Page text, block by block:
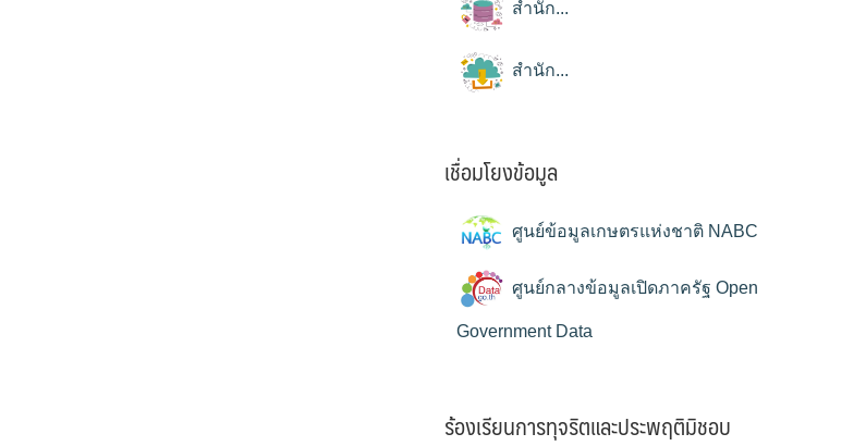
สำนัก...
สำนัก...
เชื่อมโยงข้อมูล
ศูนย์ข้อมูลเกษตรแห่งชาติ NABC
ศูนย์กลางข้อมูลเปิดภาครัฐ Open
Government Data
ร้องเรียนการทุจริตและประพฤติมิชอบ